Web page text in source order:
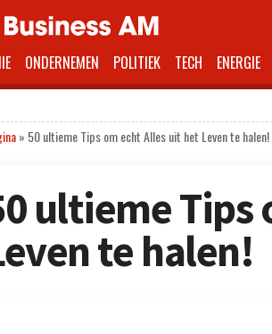
ONDERNEMEN POLITIEK TECH ENERGIE
» 50 ultieme Tips om echt Alles uit het Leven te halen!
ultieme Tips
te halen!